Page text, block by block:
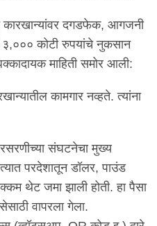
कारखान्यांवर दगडफेक, आगजनी
कोटी रुपयांचे नुकसान
माहिती समोर आली:
कामगार नव्हते. त्यांना
संघटनेचा मुख्य
परदेशातून डॉलर, पाउंड
थेट जमा झाली होती. हा पैसा
वापरला गेला.